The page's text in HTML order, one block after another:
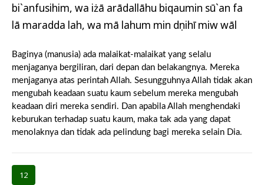
bi`anfusihim, wa iżā arādallāhu biqaumin sū`an fa
lā maradda lah, wa mā lahum min dụnihī miw wāl
Baginya (manusia) ada malaikat-malaikat yang selalu
menjaganya bergiliran, dari depan dan belakangnya. Mereka
menjaganya atas perintah Allah. Sesungguhnya Allah tidak akan
mengubah keadaan suatu kaum sebelum mereka mengubah
keadaan diri mereka sendiri. Dan apabila Allah menghendaki
keburukan terhadap suatu kaum, maka tak ada yang dapat
menolaknya dan tidak ada pelindung bagi mereka selain Dia.
12